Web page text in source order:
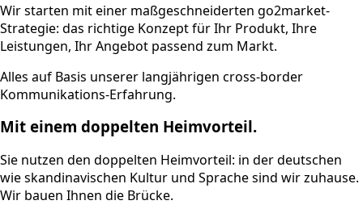
Wir starten mit einer maßgeschneiderten go2market-
Strategie: das richtige Konzept für Ihr Produkt, Ihre
Leistungen, Ihr Angebot passend zum Markt.
Alles auf Basis unserer langjährigen cross-border
Kommunikations-Erfahrung.
Mit einem doppelten Heimvorteil.
Sie nutzen den doppelten Heimvorteil: in der deutschen
wie skandinavischen Kultur und Sprache sind wir zuhause.
Wir bauen Ihnen die Brücke.